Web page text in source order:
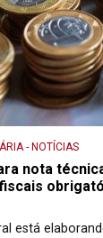
- NOTÍCIAS
nota
está